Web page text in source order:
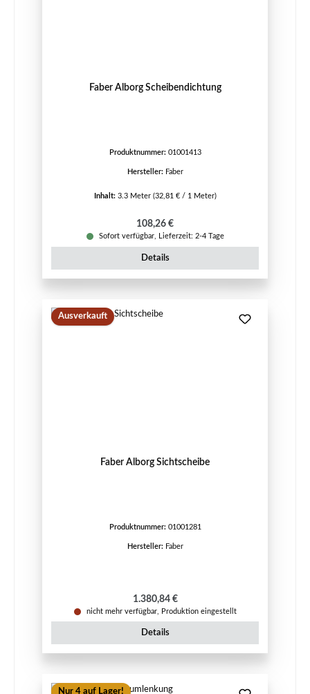
Faber Alborg Scheibendichtung
Produktnummer: 01001413
Hersteller: Faber
Inhalt: 3.3 Meter (32,81 € / 1 Meter)
Regulärer Preis:
108,26 €
Sofort verfügbar, Lieferzeit: 2-4 Tage
Details
Ausverkauft
Faber Alborg Sichtscheibe
Produktnummer: 01001281
Hersteller: Faber
Regulärer Preis:
1.380,84 €
nicht mehr verfügbar, Produktion eingestellt
Details
Nur 4 auf Lager!